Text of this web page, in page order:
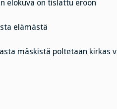
elokuva on tislattu eroon
elämästä
mäskistä poltetaan kirkas